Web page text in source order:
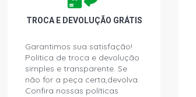
TROCA E DEVOLUÇÃO GRÁTIS
Garantimos sua satisfação!
Política de troca e devolução
simples e transparente. Se
não for a peça certa,devolva.
Confira nossas políticas